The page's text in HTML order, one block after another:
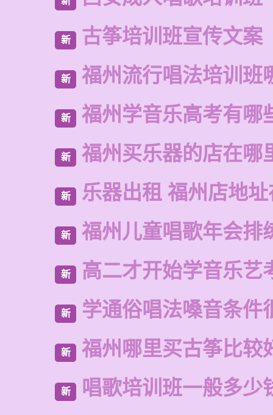
新 古筝培训班宣传文案
新 福州流行唱法培训班
新 福州学音乐高考有哪
新 福州买乐器的店在哪
新 乐器出租 福州店地
新 福州儿童唱歌年会排
新 高二才开始学音乐艺
新 学通俗唱法嗓音条件
新 福州哪里买古筝比较
新 唱歌培训班一般多少